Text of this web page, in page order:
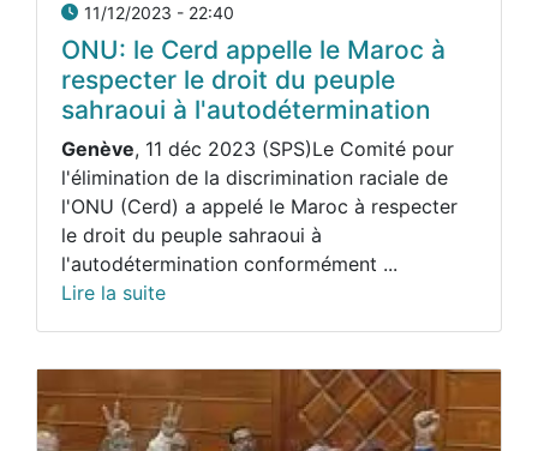
11/12/2023 - 22:40
ONU: le Cerd appelle le Maroc à
respecter le droit du peuple
sahraoui à l'autodétermination
Genève, 11 déc 2023 (SPS)Le Comité pour
l'élimination de la discrimination raciale de
l'ONU (Cerd) a appelé le Maroc à respecter
le droit du peuple sahraoui à
l'autodétermination conformément ...
Lire la suite